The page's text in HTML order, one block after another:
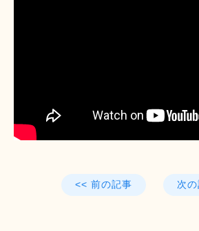
<< 前の記事 次